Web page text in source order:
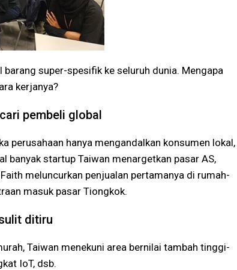
super-spesifik ke seluruh dunia. Mengapa
kerjanya?
pembeli global
perusahaan hanya mengandalkan konsumen lokal,
banyak startup Taiwan menargetkan pasar AS,
meluncurkan penjualan pertamanya di rumah-
masuk pasar Tiongkok.
ditiru
Taiwan menekuni area bernilai tambah tinggi-
IoT, dsb.